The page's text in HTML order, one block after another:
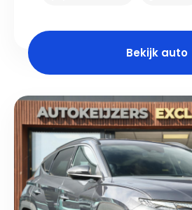
Bekijk auto